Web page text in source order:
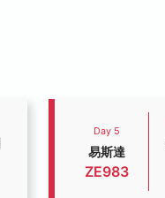
Day 5
易斯達
ZE983